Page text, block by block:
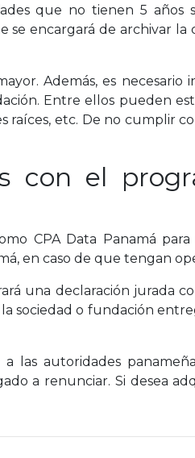
que no tienen 5
encargará de archivar la
Además, es necesario
Entre ellos pueden
raíces, etc. De no cumplir
con el
CPA Data Panamá
en caso de que tengan
una declaración jurada
sociedad o fundación
las autoridades
a renunciar. Si desea